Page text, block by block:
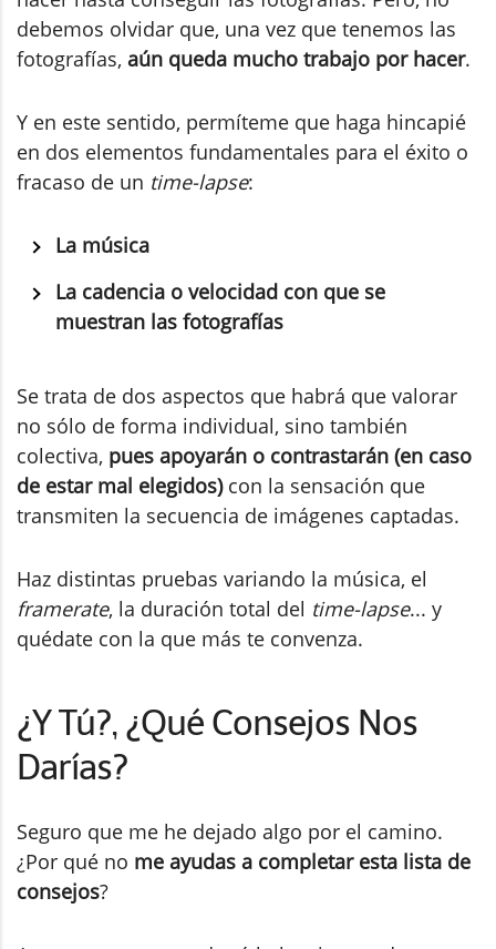
debemos olvidar que, una vez que tenemos las
fotografías, aún queda mucho trabajo por hacer.
Y en este sentido, permíteme que haga hincapié
en dos elementos fundamentales para el éxito o
fracaso de un time-lapse:
La música
La cadencia o velocidad con que se
muestran las fotografías
Se trata de dos aspectos que habrá que valorar
no sólo de forma individual, sino también
colectiva, pues apoyarán o contrastarán (en caso
de estar mal elegidos)con la sensación que
transmiten la secuencia de imágenes captadas.
Haz distintas pruebas variando la música, el
framerate, la duración total del time-lapse... y
quédate con la que más te convenza.
¿Y Tú?, ¿Qué Consejos Nos
Darías?
Seguro que me he dejado algo por el camino.
¿Por qué no me ayudas a completar esta lista de
consejos?